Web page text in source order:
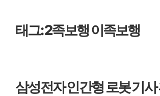
태그: 2족보행 이족보행
삼성전자 인간형 로봇 기